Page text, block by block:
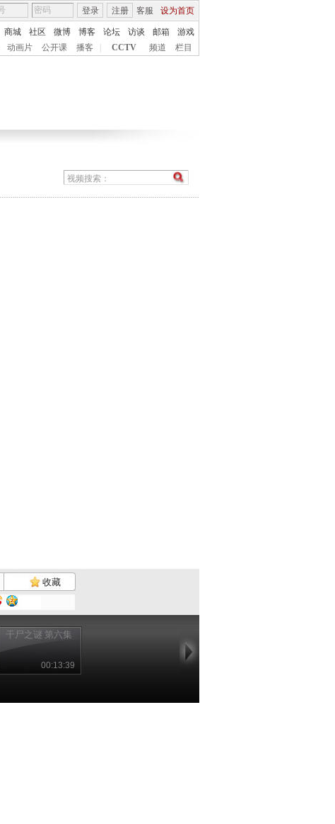
客服 设为首页
登录 注册
商城 社区 微博 博客 论坛 访谈 邮箱
游戏
动画片 公开课 播客 CCTV 频道 栏目
收藏
干尸之谜 第六集
00:13:39